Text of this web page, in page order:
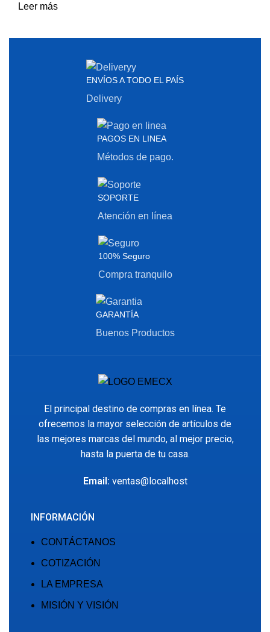
Leer más
ENVÍOS A TODO EL PAÍS
Delivery
PAGOS EN LINEA
Métodos de pago.
SOPORTE
Atención en línea
100% Seguro
Compra tranquilo
GARANTÍA
Buenos Productos
El principal destino de compras en línea. Te
ofrecemos la mayor selección de artículos de
las mejores marcas del mundo, al mejor precio,
hasta la puerta de tu casa.
Email: ventas@localhost
INFORMACIÓN
CONTÁCTANOS
COTIZACIÓN
LA EMPRESA
MISIÓN Y VISIÓN